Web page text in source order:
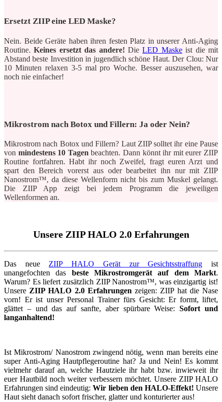
Ersetzt ZIIP eine LED Maske?
Nein. Beide Geräte haben ihren festen Platz in unserer Anti-Aging
Routine.Keines ersetzt das andere! DieLED Maskeist die mit
Abstand beste Investition in jugendlich schöne Haut. Der Clou: Nur
10 Minuten relaxen 3-5 mal pro Woche. Besser auszusehen, war
noch nie einfacher!
Mikrostrom nach Botox und Fillern: Ja oder Nein?
Mikrostrom nach Botox und Fillern? Laut ZIIP solltet ihr eine Pause
von mindestens 10 Tagenbeachten. Dann könnt ihr mit eurer ZIIP
Routine fortfahren. Habt ihr noch Zweifel, fragt euren Arzt und
spart den Bereich vorerst aus oder bearbeitet ihn nur mit ZIIP
Nanostrom™, da diese Wellenform nicht bis zum Muskel gelangt.
Die ZIIP App zeigt bei jedem Programm die jeweiligen
Wellenformen an.
Unsere ZIIP HALO 2.0 Erfahrungen
Das neue ZIIP HALO Gerät zur Gesichtsstraffung ist
unangefochten das beste Mikrostromgerät auf dem Markt.
Warum? Es liefert zusätzlich ZIIP Nanostrom™, was einzigartig ist!
Unsere ZIIP HALO 2.0 Erfahrungen zeigen: ZIIP hat die Nase
vorn! Er ist unser Personal Trainer fürs Gesicht: Er formt, liftet,
glättet – und das auf sanfte, aber spürbare Weise:Sofort und
langanhaltend!
Ist Mikrostrom/ Nanostrom zwingend nötig, wenn man bereits eine
super Anti-Aging Hautpflegeroutine hat? Ja und Nein! Es kommt
vielmehr darauf an, welche Hautziele ihr habt bzw. inwieweit ihr
euer Hautbild noch weiter verbessern möchtet. Unsere ZIIP HALO
Erfahrungen sind eindeutig:Wir lieben den HALO-Effekt! Unsere
Haut sieht danach sofort frischer, glatter und konturierter aus!